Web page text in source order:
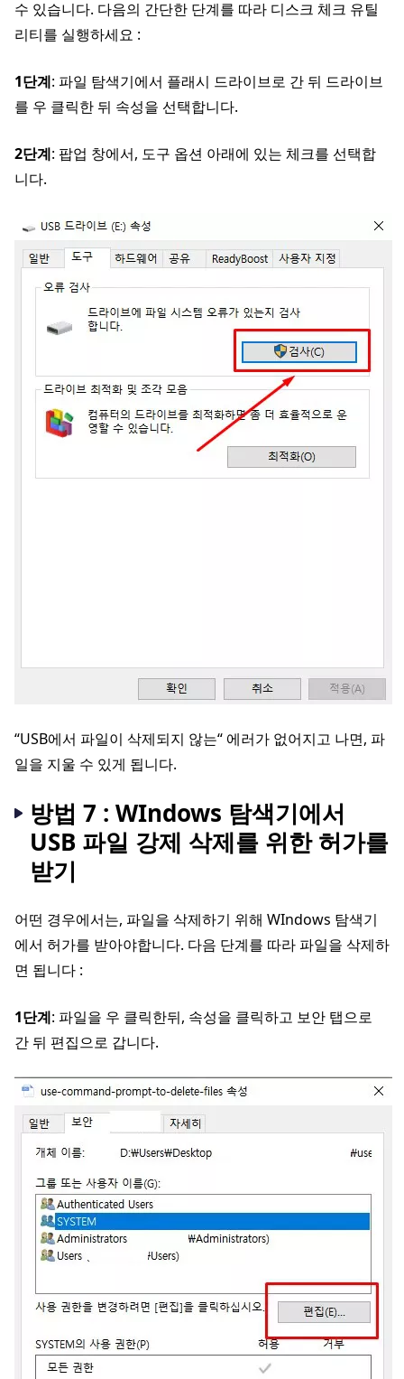
수 있습니다. 다음의 간단한 단계를 따라 디스크 체크 유틸
리티를 실행하세요 :
1단계: 파일 탐색기에서 플래시 드라이브로 간 뒤 드라이브
를 우 클릭한 뒤 속성을 선택합니다.
2단계: 팝업 창에서, 도구 옵션 아래에 있는 체크를 선택합
니다.
“USB에서 파일이 삭제되지 않는“ 에러가 없어지고 나면, 파
일을 지울 수 있게 됩니다.
방법 7 : WIndows 탐색기에서
USB 파일 강제 삭제를 위한 허가를
받기
어떤 경우에서는, 파일을 삭제하기 위해 WIndows 탐색기
에서 허가를 받아야합니다. 다음 단계를 따라 파일을 삭제하
면 됩니다 :
1단계: 파일을 우 클릭한뒤, 속성을 클릭하고 보안 탭으로
간 뒤 편집으로 갑니다.